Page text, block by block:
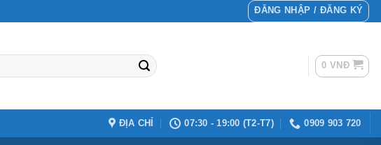
ĐĂNG NHẬP / ĐĂNG KÝ
0 VNĐ
ĐỊA CHỈ 07:30 - 19:00 (T2-T7) 0909 903 720